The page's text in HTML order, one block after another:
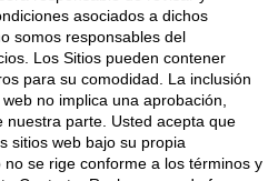
asociados a dichos
somos responsables del
Los Sitios pueden contener
para su comodidad. La inclusión
no implica una aprobación,
nuestra parte. Usted acepta que
sitios web bajo su propia
se rige conforme a los términos y